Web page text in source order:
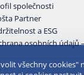
společnosti
Partner
a ESG
osobních údajů
všechny